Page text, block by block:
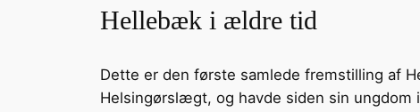
Hellebæk i ældre tid
Dette er den første samlede fremstilling af
Helsingørslægt, og havde siden sin